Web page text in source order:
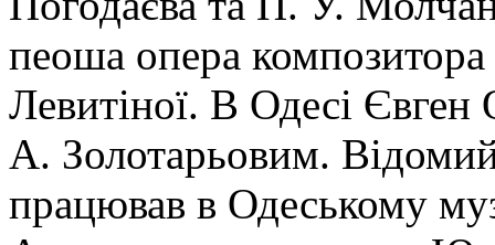
пеоша опера
Левитіної. В Одесі
А. Золотарьовим.
працював в Одеському